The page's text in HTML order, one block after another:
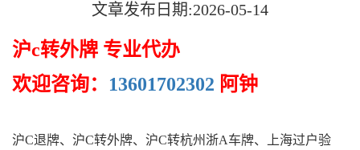
文章发布日期:2026-05-14
沪c转外牌 专业代办
欢迎咨询： 13601702302 阿钟
沪C退牌、沪C转外牌、沪C转杭州浙A车牌、上海过户验